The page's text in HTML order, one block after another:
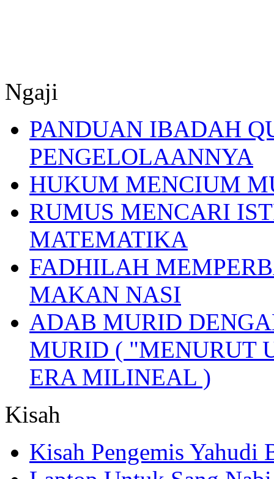
Ngaji
PANDUAN IBADAH
PENGELOLAANNYA
HUKUM MENCIUM
RUMUS MENCARI
MATEMATIKA
FADHILAH
MAKAN NASI
ADAB MURID
MURID ( "MENURUT
ERA MILINEAL )
Kisah
Kisah Pengemis Yahudi